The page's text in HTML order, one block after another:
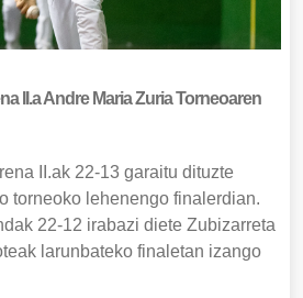
II.a Andre Maria Zuria Torneoaren
II.ak 22-13 garaitu dituzte
torneoko lehenengo finalerdian.
22-12 irabazi diete Zubizarreta
larunbateko finaletan izango